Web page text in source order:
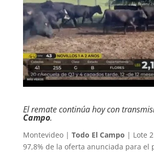
El remate continúa hoy con
Campo.
Montevideo | Todo El Campo | Lote
97,8% de la oferta anunciada para el